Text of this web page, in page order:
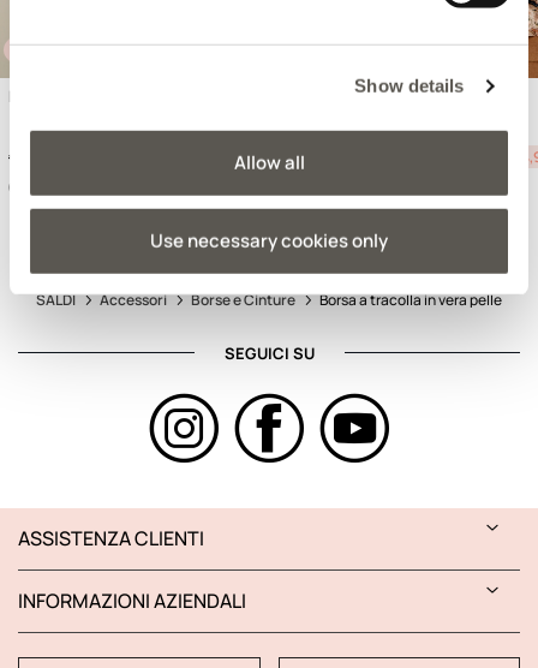
Show details
Allow all
Use necessary cookies only
VERA PELLE
Price reduced from
€199,90
VERA PELLE
Mini bag in vera pelle
SALDI Accessori Borse e Cinture Borsa a tracolla in vera pelle
SEGUICI SU
ASSISTENZA CLIENTI
INFORMAZIONI AZIENDALI